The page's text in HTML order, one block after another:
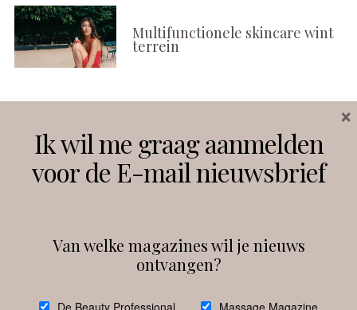
Multifunctionele skincare wint
terrein
Instagram Facebook
debeautyprofessional
Ik wil me graag aanmelden
voor de E-mail nieuwsbrief
Van welke magazines wil je nieuws
ontvangen?
De Beauty Professional Massage Magazine
×